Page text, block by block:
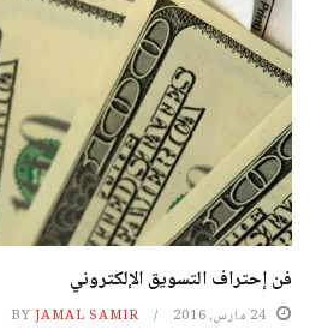
فن إحتراف التسويق الإلكتروني
24 مارس، 2016 BY JAMAL SAMIR